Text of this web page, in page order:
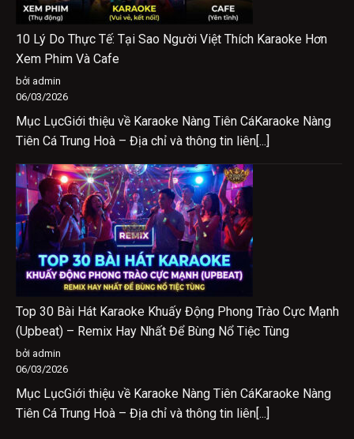
10 Lý Do Thực Tế: Tại Sao Người Việt Thích Karaoke Hơn
Xem Phim Và Cafe
bởi admin
06/03/2026
Mục LụcGiới thiệu về Karaoke Nàng Tiên CáKaraoke Nàng
Tiên Cá Trung Hoà – Địa chỉ và thông tin liên[...]
Top 30 Bài Hát Karaoke Khuấy Động Phong Trào Cực Mạnh
(Upbeat) – Remix Hay Nhất Để Bùng Nổ Tiệc Tùng
bởi admin
06/03/2026
Mục LụcGiới thiệu về Karaoke Nàng Tiên CáKaraoke Nàng
Tiên Cá Trung Hoà – Địa chỉ và thông tin liên[...]